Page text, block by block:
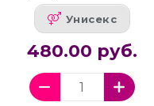
Унисекс
480.00 руб.